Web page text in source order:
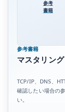
参考
書籍
参考書籍
マスタリン
TCP/IP、DNS、
確認したい場合の
い。